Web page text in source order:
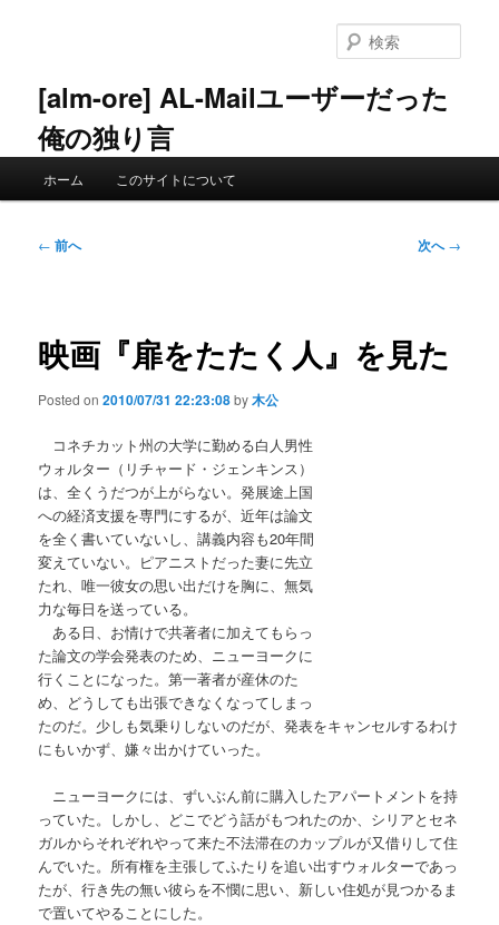
ン
へ
[alm-ore] AL-Mailユーザーだった
俺の独り言
索
ホーム このサイトについて
投
ー
ョ
← 前へ 次へ→
映画『扉をたたく人』を見た
Posted on2010/07/31 22:23:08by木公
コネチカット州の大学に勤める白人男性
ウォルター（リチャード・ジェンキンス）
は、全くうだつが上がらない。発展途上国
への経済支援を専門にするが、近年は論文
を全く書いていないし、講義内容も20年間
変えていない。ピアニストだった妻に先立
たれ、唯一彼女の思い出だけを胸に、無気
力な毎日を送っている。
ある日、お情けで共著者に加えてもらっ
た論文の学会発表のため、ニューヨークに
行くことになった。第一著者が産休のた
め、どうしても出張できなくなってしまっ
たのだ。少しも気乗りしないのだが、発表をキャンセルするわけ
にもいかず、嫌々出かけていった。
ニューヨークには、ずいぶん前に購入したアパートメントを持
っていた。しかし、どこでどう話がもつれたのか、シリアとセネ
ガルからそれぞれやって来た不法滞在のカップルが又借りして住
んでいた。所有権を主張してふたりを追い出すウォルターであっ
たが、行き先の無い彼らを不憫に思い、新しい住処が見つかるま
で置いてやることにした。